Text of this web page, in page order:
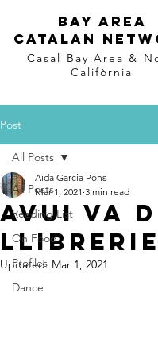
Bay Area
Catalan
Casal Bay Area &
Califòrnia
Post
All Posts
Reading List
On Food
Profiles
Dance
All Posts
Avui va
Aïda Garcia Pons
Mar 1, 2021 3 min read
Updated: Mar 1, 2021